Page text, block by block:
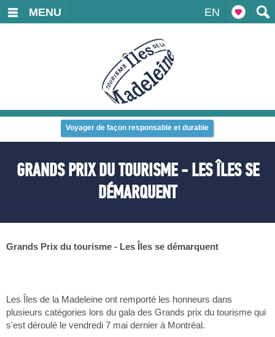
EN
MENU
Voyager de façon responsable et durable
GRANDS PRIX DU TOURISME - LES ÎLES SE
DÉMARQUENT
Grands Prix du tourisme - Les Îles se démarquent
Les Îles de la Madeleine ont remporté les honneurs dans
plusieurs catégories lors du gala des Grands prix du tourisme qui
s'est déroulé le vendredi 7 mai dernier à Montréal.